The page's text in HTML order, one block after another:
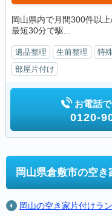
岡山県内で月間300件以
最短30分で駆...
遺品整理 生前整理 特
部屋片付け
お電話
0120-
岡山県倉敷市の空き
岡山の空き家片付けラ